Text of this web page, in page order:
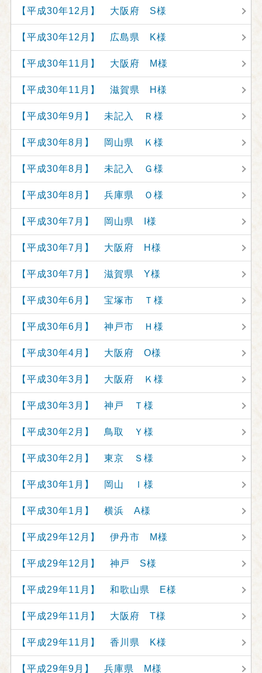
【平成30年12月】 大阪府 S様
【平成30年12月】 広島県 K様
【平成30年11月】 大阪府 M様
【平成30年11月】 滋賀県 H様
【平成30年9月】 未記入 Ｒ様
【平成30年8月】 岡山県 Ｋ様
【平成30年8月】 未記入 Ｇ様
【平成30年8月】 兵庫県 Ｏ様
【平成30年7月】 岡山県 I様
【平成30年7月】 大阪府 H様
【平成30年7月】 滋賀県 Y様
【平成30年6月】 宝塚市 Ｔ様
【平成30年6月】 神戸市 Ｈ様
【平成30年4月】 大阪府 O様
【平成30年3月】 大阪府 Ｋ様
【平成30年3月】 神戸 Ｔ様
【平成30年2月】 鳥取 Ｙ様
【平成30年2月】 東京 Ｓ様
【平成30年1月】 岡山 Ｉ様
【平成30年1月】 横浜 A様
【平成29年12月】 伊丹市 M様
【平成29年12月】 神戸 S様
【平成29年11月】 和歌山県 E様
【平成29年11月】 大阪府 T様
【平成29年11月】 香川県 K様
【平成29年9月】 兵庫県 M様